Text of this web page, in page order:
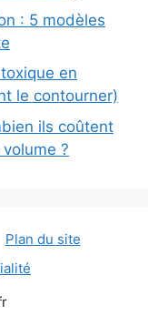
: 5 modèles
en
le contourner)
ils coûtent
?
Plan du site